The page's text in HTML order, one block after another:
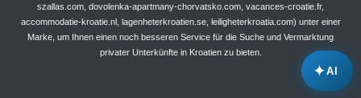
✦AI
szallas.com, dovolenka-apartmany-chorvatsko.com, vacances-croatie.fr,
accommodatie-kroatie.nl, lagenheterkroatien.se, leiligheterkroatia.com) unter einer
Marke, um Ihnen einen noch besseren Service für die Suche und Vermarktung
privater Unterkünfte in Kroatien zu bieten.